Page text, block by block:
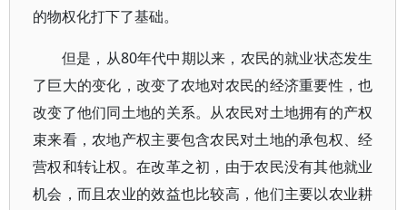
的物权化打下了基础。
但是，从80年代中期以来，农民的就业状态发生
了巨大的变化，改变了农地对农民的经济重要性，也
改变了他们同土地的关系。从农民对土地拥有的产权
束来看，农地产权主要包含农民对土地的承包权、经
营权和转让权。在改革之初，由于农民没有其他就业
机会，而且农业的效益也比较高，他们主要以农业耕